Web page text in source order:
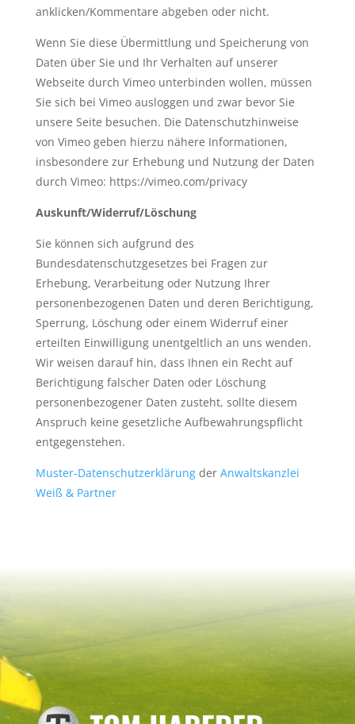
anklicken/Kommentare abgeben oder nicht.
Wenn Sie diese Übermittlung und Speicherung von
Daten über Sie und Ihr Verhalten auf unserer
Webseite durch Vimeo unterbinden wollen, müssen
Sie sich bei Vimeo ausloggen und zwar bevor Sie
unsere Seite besuchen. Die Datenschutzhinweise
von Vimeo geben hierzu nähere Informationen,
insbesondere zur Erhebung und Nutzung der Daten
durch Vimeo: https://vimeo.com/privacy
Auskunft/Widerruf/Löschung
Sie können sich aufgrund des
Bundesdatenschutzgesetzes bei Fragen zur
Erhebung, Verarbeitung oder Nutzung Ihrer
personenbezogenen Daten und deren Berichtigung,
Sperrung, Löschung oder einem Widerruf einer
erteilten Einwilligung unentgeltlich an uns wenden.
Wir weisen darauf hin, dass Ihnen ein Recht auf
Berichtigung falscher Daten oder Löschung
personenbezogener Daten zusteht, sollte diesem
Anspruch keine gesetzliche Aufbewahrungspflicht
entgegenstehen.
Muster-Datenschutzerklärung der Anwaltskanzlei
Weiß & Partner